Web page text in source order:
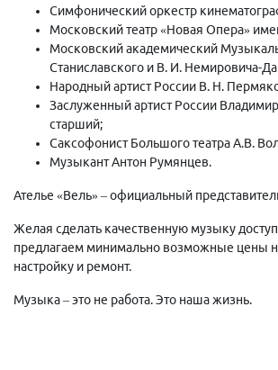
Симфонический оркестр
Московский театр «Новая Опера»
Московский академический
Станиславского и В. И. Немировича-
Народный артист России В. Н.
Заслуженный артист России
старший;
Саксофонист Большого театра А.В.
Музыкант Антон Румянцев.
Ателье «Вель» – официальный
Желая сделать качественную музыку
предлагаем минимально возможные цены
настройку и ремонт.
Музыка – это не работа. Это наша жизнь.